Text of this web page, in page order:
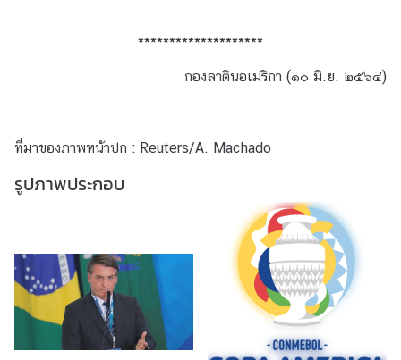
จ
s
o
v
********************
กองลาตินอเมริกา (๑๐ มิ.ย. ๒๕๖๔)
ที่มาของภาพหน้าปก : Reuters/A. Machado
รูปภาพประกอบ